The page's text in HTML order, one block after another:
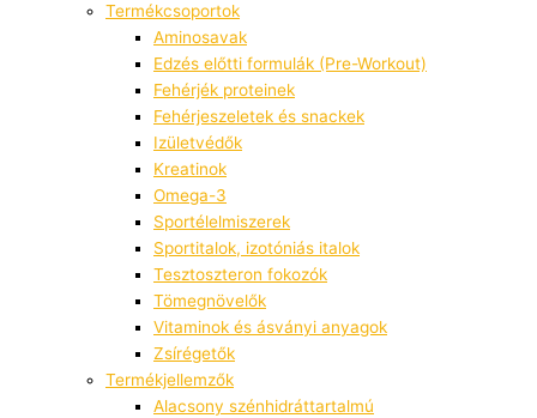
Termékcsoportok
Aminosavak
Edzés előtti formulák (Pre-Workout)
Fehérjék proteinek
Fehérjeszeletek és snackek
Izületvédők
Kreatinok
Omega-3
Sportélelmiszerek
Sportitalok, izotóniás italok
Tesztoszteron fokozók
Tömegnövelők
Vitaminok és ásványi anyagok
Zsírégetők
Termékjellemzők
Alacsony szénhidráttartalmú